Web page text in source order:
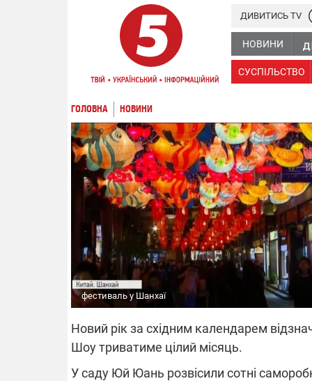
НОВИНИ
СУСПІЛЬСТВО
ДИВИТИСЬ TV
ГОЛОВНА НОВИНИ
фестиваль у Шанхаї
Новий рік за східним календарем
Шоу триватиме цілий місяць.
У саду Юй Юань розвісили сотні